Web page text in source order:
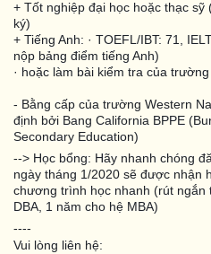
+ Tốt nghiệp đại học hoặc thạc
ký)
+ Tiếng Anh: · TOEFL/IBT: 71,
nộp bảng điểm tiếng Anh)
· hoặc làm bài kiểm tra của
- Bằng cấp của trường Western
định bởi Bang California BPPE
Secondary Education)
--> Học bổng: Hãy nhanh chóng
ngày tháng 1/2020 sẽ được nhận
chương trình học nhanh (rút ngắn
DBA, 1 năm cho hệ MBA)
----
Vui lòng liên hệ: